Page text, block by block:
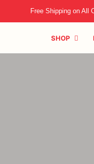
Free Shipping on All
SHOP